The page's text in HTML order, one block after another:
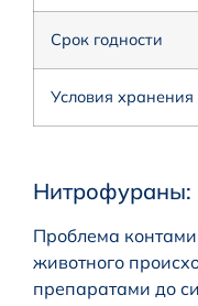
Срок годности
Условия хранения
Проблема
животного
препаратами до